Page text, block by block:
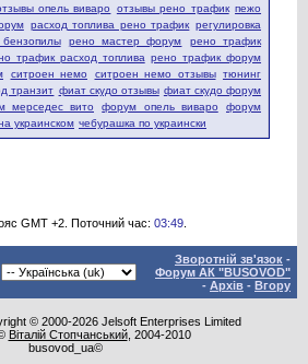
опель виваро отзывы рено трафик пежо
расход топлива рено трафик регулировка
рено мастер форум
рено трафик
трафик расход топлива рено трафик форум
ситроен немо ситроен немо отзывы тюнинг
транзит фиат скудо отзывы фиат скудо форум
мерседес вито форум опель виваро
форум
украинском чебурашка по украински
GMT +2. Поточний час: 03:49.
Зворотній зв'язок -
Форум АК "BUSOVOD"
- Архів - Вгору
© 2000-2026 Jelsoft Enterprises Limited
Віталій Стопчанський, 2004-2010
busovod_ua©